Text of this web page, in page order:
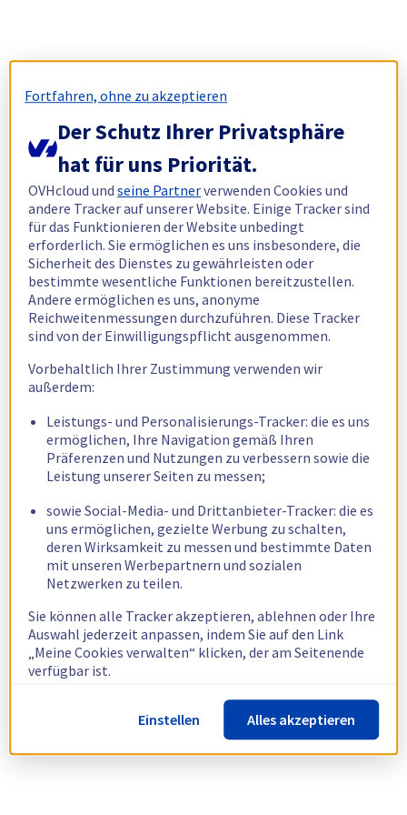
Fortfahren, ohne zu akzeptieren
Der Schutz Ihrer Privatsphäre
hat für uns Priorität.
OVHcloud undseine Partnerverwenden Cookies und
andere Tracker auf unserer Website. Einige Tracker sind
für das Funktionieren der Website unbedingt
erforderlich. Sie ermöglichen es uns insbesondere, die
Sicherheit des Dienstes zu gewährleisten oder
bestimmte wesentliche Funktionen bereitzustellen.
Andere ermöglichen es uns, anonyme
Reichweitenmessungen durchzuführen. Diese Tracker
sind von der Einwilligungspflicht ausgenommen.
Vorbehaltlich Ihrer Zustimmung verwenden wir
außerdem:
Leistungs- und Personalisierungs-Tracker: die es uns
ermöglichen, Ihre Navigation gemäß Ihren
Präferenzen und Nutzungen zu verbessern sowie die
Leistung unserer Seiten zu messen;
sowie Social-Media- und Drittanbieter-Tracker: die es
uns ermöglichen, gezielte Werbung zu schalten,
deren Wirksamkeit zu messen und bestimmte Daten
mit unseren Werbepartnern und sozialen
Netzwerken zu teilen.
Sie können alle Tracker akzeptieren, ablehnen oder Ihre
Auswahl jederzeit anpassen, indem Sie auf den Link
„Meine Cookies verwalten“ klicken, der am Seitenende
verfügbar ist.
Weitere Informationen finden Sie in unsererRichtlinie
zur Verwendung von Cookies.
Einstellen Alles akzeptieren